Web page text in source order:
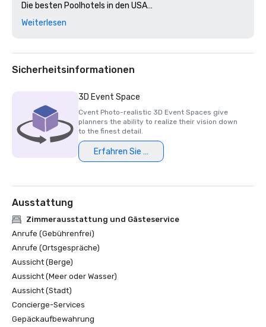
Die besten Poolhotels in den USA
Das Beste aus East Bay 2024 - Der beste Aufenthalt
für Hochzeitsempfänge (Gold)
Das Beste aus der East Bay 2024 - Beste Hotelbar
Diners' Choice 2024 Limewood Bar & Restaurant
Diners' Choice 2024 Claremont Lobbybar
Die 20 besten College Town Hotels
Die 15 besten Spas in der Greater Bay Area
Zweitbestes Hotel im Norden von Kalifornien
Das 23. beste Hotel der Welt
Loverly List 2025 Die Besten der Besten —
Hochzeitslocation
Weiterlesen
Sicherheitsinformationen
3D Event Space
Cvent Photo-realistic 3D Event Spaces give
planners the ability to realize their vision down
to the finest detail.
Erfahren Sie mehr
Ausstattung
Zimmerausstattung und Gästeservice
Anrufe (Gebührenfrei)
Anrufe (Ortsgespräche)
Aussicht (Berge)
Aussicht (Meer oder Wasser)
Aussicht (Stadt)
Concierge-Services
Gepäckaufbewahrung